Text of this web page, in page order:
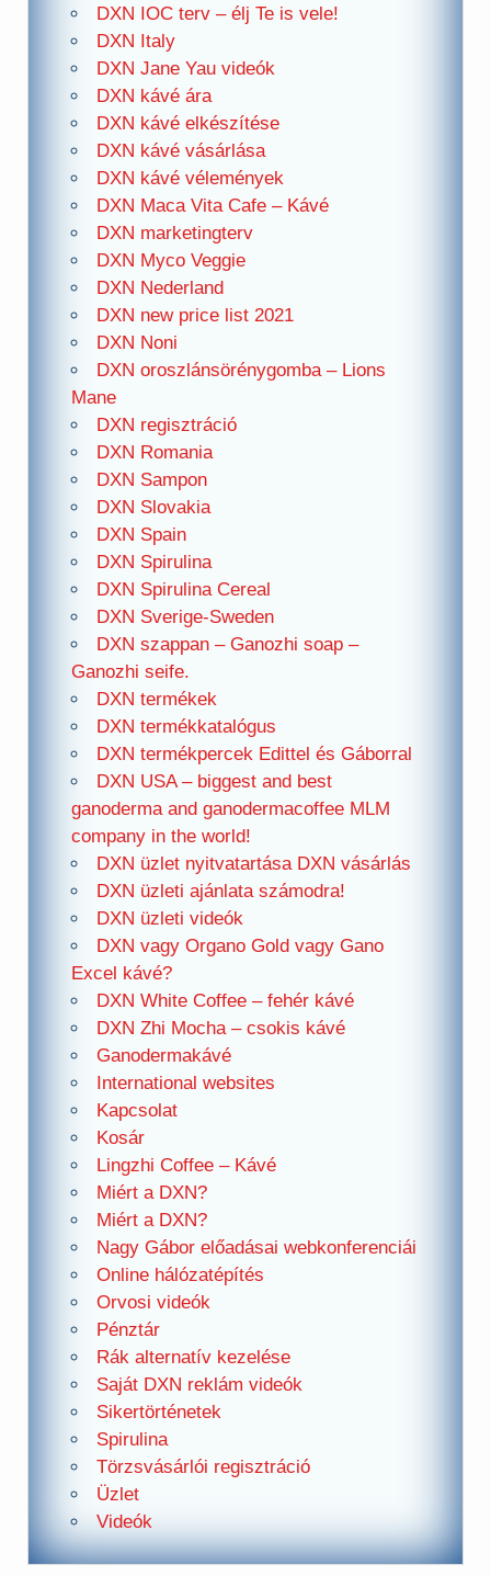
DXN IOC terv – élj Te is vele!
DXN Italy
DXN Jane Yau videók
DXN kávé ára
DXN kávé elkészítése
DXN kávé vásárlása
DXN kávé vélemények
DXN Maca Vita Cafe – Kávé
DXN marketingterv
DXN Myco Veggie
DXN Nederland
DXN new price list 2021
DXN Noni
DXN oroszlánsörénygomba – Lions
Mane
DXN regisztráció
DXN Romania
DXN Sampon
DXN Slovakia
DXN Spain
DXN Spirulina
DXN Spirulina Cereal
DXN Sverige-Sweden
DXN szappan – Ganozhi soap –
Ganozhi seife.
DXN termékek
DXN termékkatalógus
DXN termékpercek Edittel és Gáborral
DXN USA – biggest and best
ganoderma and ganodermacoffee MLM
company in the world!
DXN üzlet nyitvatartása DXN vásárlás
DXN üzleti ajánlata számodra!
DXN üzleti videók
DXN vagy Organo Gold vagy Gano
Excel kávé?
DXN White Coffee – fehér kávé
DXN Zhi Mocha – csokis kávé
Ganodermakávé
International websites
Kapcsolat
Kosár
Lingzhi Coffee – Kávé
Miért a DXN?
Miért a DXN?
Nagy Gábor előadásai webkonferenciái
Online hálózatépítés
Orvosi videók
Pénztár
Rák alternatív kezelése
Saját DXN reklám videók
Sikertörténetek
Spirulina
Törzsvásárlói regisztráció
Üzlet
Videók